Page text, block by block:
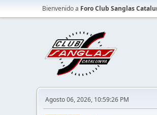
Bienvenido a Foro Club Sanglas
Agosto 06, 2026, 10:59:26 PM